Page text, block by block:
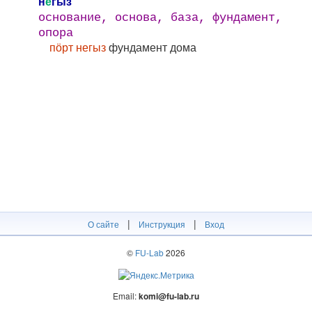
основание, основа, база, фундамент,
опора
пӧрт негызфундамент дома
О сайте | Инструкция | Вход
© FU-Lab2026
Email:komi@fu-lab.ru